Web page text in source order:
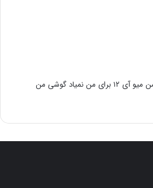
سلام چرا برای من میو آی ۱۲ برای من نمیاد گوشی من